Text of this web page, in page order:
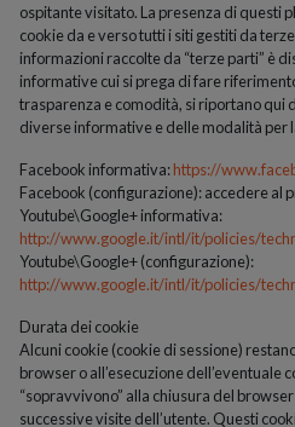
ospitante visitato. La presenza di questi
cookie da e verso tutti i siti gestiti da
informazioni raccolte da “terze parti” è
informative cui si prega di fare
trasparenza e comodità, si riportano qui
diverse informative e delle modalità per
Facebook informativa:https://
Facebook (configurazione): accedere al
Youtube\Google+ informativa:
http://www.google.it/intl/it/policies/
Youtube\Google+ (configurazione):
http://www.google.it/intl/it/policies/
Durata dei cookie
Alcuni cookie (cookie di sessione)
browser o all’esecuzione dell’eventuale
“sopravvivono” alla chiusura del
successive visite dell’utente. Questi